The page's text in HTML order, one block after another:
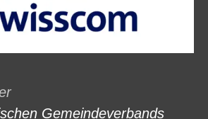
Gemeindeverbands